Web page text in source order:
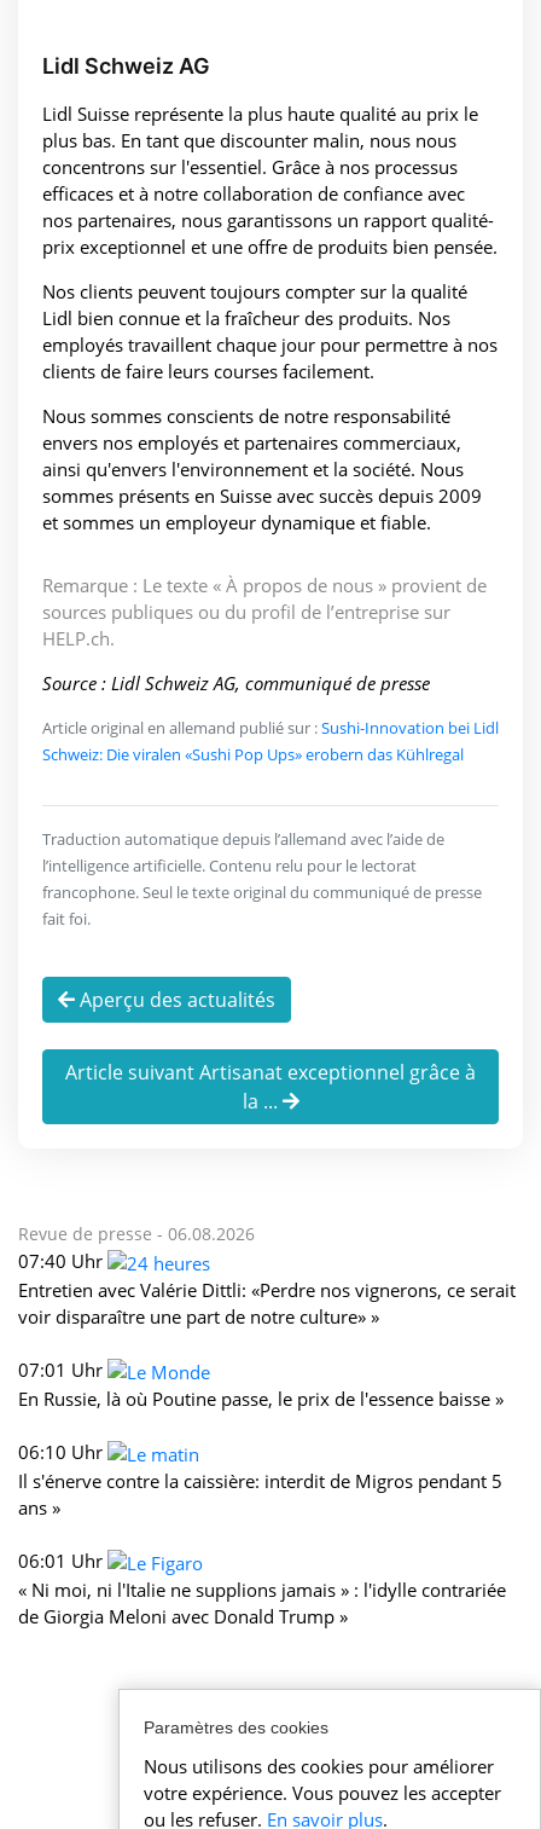
Lidl Schweiz AG
Lidl Suisse représente la plus haute qualité au prix le
plus bas. En tant que discounter malin, nous nous
concentrons sur l'essentiel. Grâce à nos processus
efficaces et à notre collaboration de confiance avec
nos partenaires, nous garantissons un rapport qualité-
prix exceptionnel et une offre de produits bien pensée.
Nos clients peuvent toujours compter sur la qualité
Lidl bien connue et la fraîcheur des produits. Nos
employés travaillent chaque jour pour permettre à nos
clients de faire leurs courses facilement.
Nous sommes conscients de notre responsabilité
envers nos employés et partenaires commerciaux,
ainsi qu'envers l'environnement et la société. Nous
sommes présents en Suisse avec succès depuis 2009
et sommes un employeur dynamique et fiable.
Remarque : Le texte « À propos de nous » provient de
sources publiques ou du profil de l’entreprise sur
HELP.ch.
Source : Lidl Schweiz AG, communiqué de presse
Article original en allemand publié sur :Sushi-Innovation bei Lidl
Schweiz: Die viralen «Sushi Pop Ups» erobern das Kühlregal
Traduction automatique depuis l’allemand avec l’aide de
l’intelligence artificielle. Contenu relu pour le lectorat
francophone. Seul le texte original du communiqué de presse
fait foi.
Aperçu des actualités
Article suivant Artisanat exceptionnel grâce à
la ...
Revue de presse - 06.08.2026
07:40 Uhr
Entretien avec Valérie Dittli: «Perdre nos vignerons, ce serait
voir disparaître une part de notre culture» »
07:01 Uhr
En Russie, là où Poutine passe, le prix de l'essence baisse »
06:10 Uhr
Il s'énerve contre la caissière: interdit de Migros pendant 5
ans »
06:01 Uhr
« Ni moi, ni l'Italie ne supplions jamais » : l'idylle contrariée
de Giorgia Meloni avec Donald Trump »
Paramètres des cookies
Nous utilisons des cookies pour améliorer
votre expérience. Vous pouvez les accepter
ou les refuser. En savoir plus.